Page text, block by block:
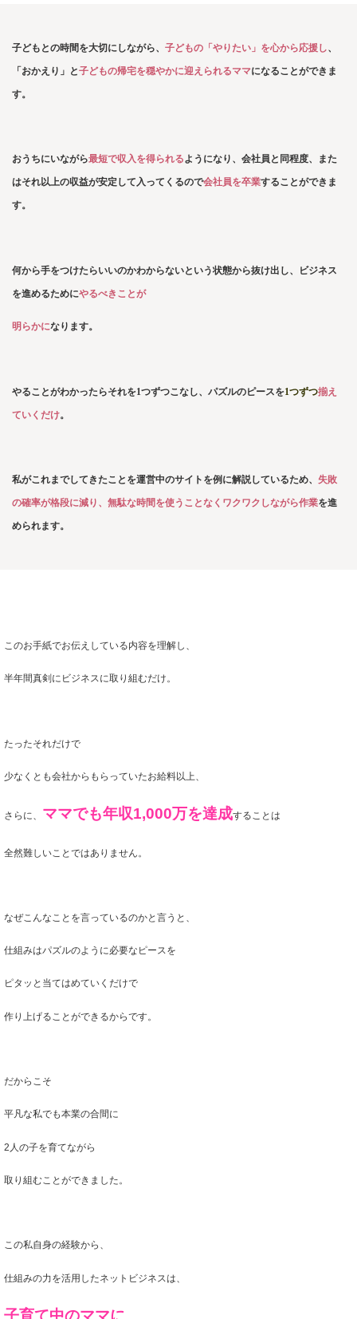
子どもとの時間を大切にしながら、 子どもの「やりたい」を心から応援し、
「おかえり」と子どもの帰宅を穏やかに迎えられるママになることができま
す。
おうちにいながら最短で収入を得られるようになり、 会社員と同程度、また
はそれ以上の収益が安定して入ってくるので会社員を卒業することができま
す。
何から手をつけたらいいのかわからないという状態から抜け出し、 ビジネス
を進めるためにやるべきことが
明らかになります。
やることがわかったらそれを1つずつこなし、 パズルのピースを1つずつ揃え
ていくだけ。
私がこれまでしてきたことを運営中のサイトを例に解説しているため、 失敗
の確率が格段に減り、 無駄な時間を使うことなく ワクワクしながら作業を進
められます。
このお手紙でお伝えしている内容を理解し、
半年間真剣にビジネスに取り組むだけ。
たったそれだけで
少なくとも会社からもらっていたお給料以上、
さらに、 ママでも年収1,000万を達成することは
全然難しいことではありません。
なぜこんなことを言っているのかと言うと、
仕組みはパズルのように必要なピースを
ピタッと当てはめていくだけで
作り上げることができるからです。
だからこそ
平凡な私でも本業の合間に
2人の子を育てながら
取り組むことができました。
この私自身の経験から、
仕組みの力を活用したネットビジネスは、
子育て中のママに